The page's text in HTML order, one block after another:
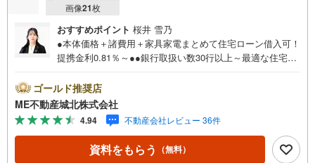
画像21枚
おすすめポイント 桜井 雪乃
●本体価格＋諸費用＋家具家電まとめて住宅ローン借入可！
提携金利0.81％～●●銀行取扱い数30行以上～最適な住宅ロ
多数ございます！（1）勤続年数1ヶ月（2）自己資金0円
（3）産休/育休/契約社員/派遣社員/アルバイト/パート/独
身/自営業/経営者（4）延滞、滞納、個信アウト対応可
（5）収入合算や親子ローン（6）金融機関の借入まとめ
等、家具、家電、引越し費用等おまとめローン（7）永住権
無、持病あり、持ち家残債有でも相談可能●3つの安心サポ
ゴールド推奨店
ME不動産城北株式会社
4.94 不動産会社レビュー 36件
資料をもらう （無料）